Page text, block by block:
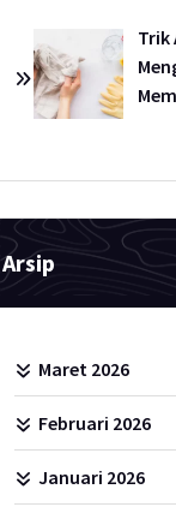
Trik
Arsip
Maret 2026
Februari 2026
Januari 2026